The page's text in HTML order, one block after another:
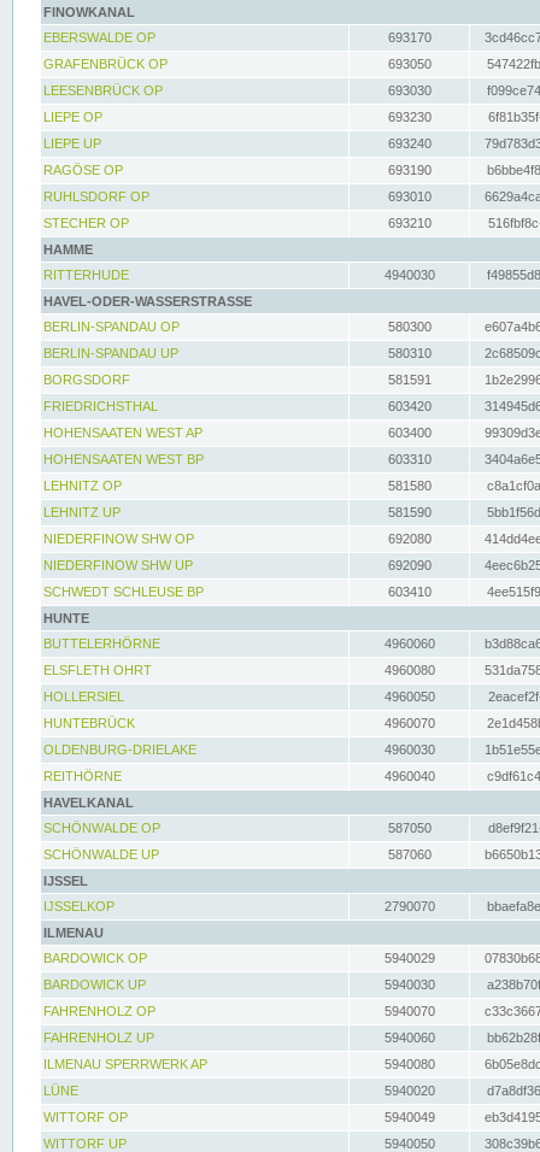
FINOWKANAL
EBERSWALDE OP
693170
GRAFENBRÜCK OP
693050
LEESENBRÜCK OP
693030
LIEPE OP
693230
LIEPE UP
693240
RAGÖSE OP
693190
RUHLSDORF OP
693010
STECHER OP
693210
HAMME
RITTERHUDE
4940030
HAVEL-ODER-WASSERSTRASSE
BERLIN-SPANDAU OP
580300
BERLIN-SPANDAU UP
580310
BORGSDORF
581591
FRIEDRICHSTHAL
603420
HOHENSAATEN WEST AP
603400
HOHENSAATEN WEST BP
603310
LEHNITZ OP
581580
LEHNITZ UP
581590
NIEDERFINOW SHW OP
692080
NIEDERFINOW SHW UP
692090
SCHWEDT SCHLEUSE BP
603410
HUNTE
BUTTELERHÖRNE
4960060
ELSFLETH OHRT
4960080
HOLLERSIEL
4960050
HUNTEBRÜCK
4960070
OLDENBURG-DRIELAKE
4960030
REITHÖRNE
4960040
HAVELKANAL
SCHÖNWALDE OP
587050
SCHÖNWALDE UP
587060
IJSSEL
IJSSELKOP
2790070
ILMENAU
BARDOWICK OP
5940029
BARDOWICK UP
5940030
FAHRENHOLZ OP
5940070
FAHRENHOLZ UP
5940060
ILMENAU SPERRWERK AP
5940080
LÜNE
5940020
WITTORF OP
5940049
WITTORF UP
5940050